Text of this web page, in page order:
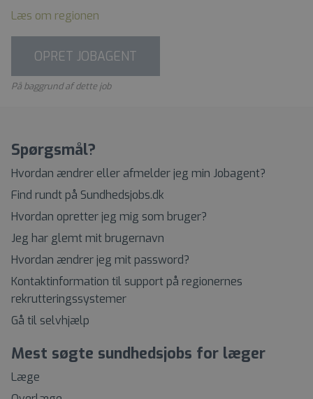
Læs om regionen
OPRET JOBAGENT
På baggrund af dette job
Spørgsmål?
Hvordan ændrer eller afmelder jeg min Jobagent?
Find rundt på Sundhedsjobs.dk
Hvordan opretter jeg mig som bruger?
Jeg har glemt mit brugernavn
Hvordan ændrer jeg mit password?
Kontaktinformation til support på regionernes
rekrutteringssystemer
Gå til selvhjælp
Mest søgte sundhedsjobs for læger
Læge